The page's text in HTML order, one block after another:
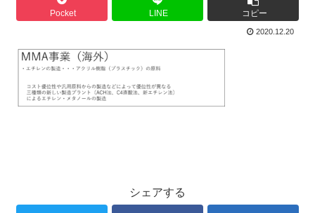
Pocket LINE コピー
2020.12.20
シェアする